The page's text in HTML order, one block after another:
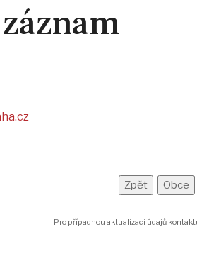
Pro případnou aktualizaci údajů